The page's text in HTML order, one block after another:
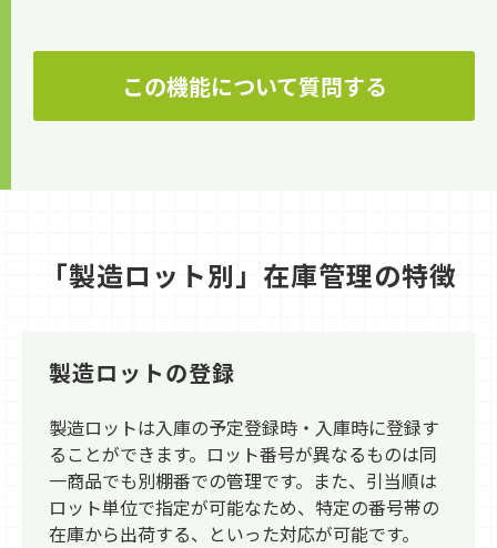
この機能について質問する
「製造ロット別」在庫管理の特徴
製造ロットの登録
製造ロットは入庫の予定登録時・入庫時に登録す
ることができます。ロット番号が異なるものは同
一商品でも別棚番での管理です。また、引当順は
ロット単位で指定が可能なため、特定の番号帯の
在庫から出荷する、といった対応が可能です。